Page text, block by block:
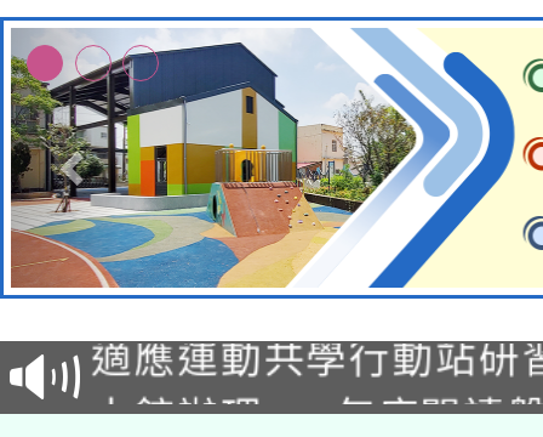
本校115學年度第2次
甄選結果公告(無人報
適應運動共學行動站研
本館辦理115年度閱讀